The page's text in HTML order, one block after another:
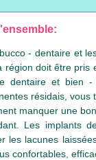
- dentaire et
région doit être pris
dentaire et bien
résidais, vous
manquer une
Les implants
les lacunes
confortables,